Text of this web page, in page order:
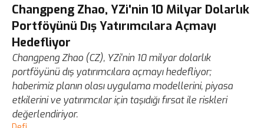
Changpeng Zhao, YZi'nin 10 Milyar Dolarlık
Portföyünü Dış Yatırımcılara Açmayı
Hedefliyor
Changpeng Zhao (CZ), YZi'nin 10 milyar dolarlık
portföyünü dış yatırımcılara açmayı hedefliyor;
haberimiz planın olası uygulama modellerini, piyasa
etkilerini ve yatırımcılar için taşıdığı fırsat ile riskleri
değerlendiriyor.